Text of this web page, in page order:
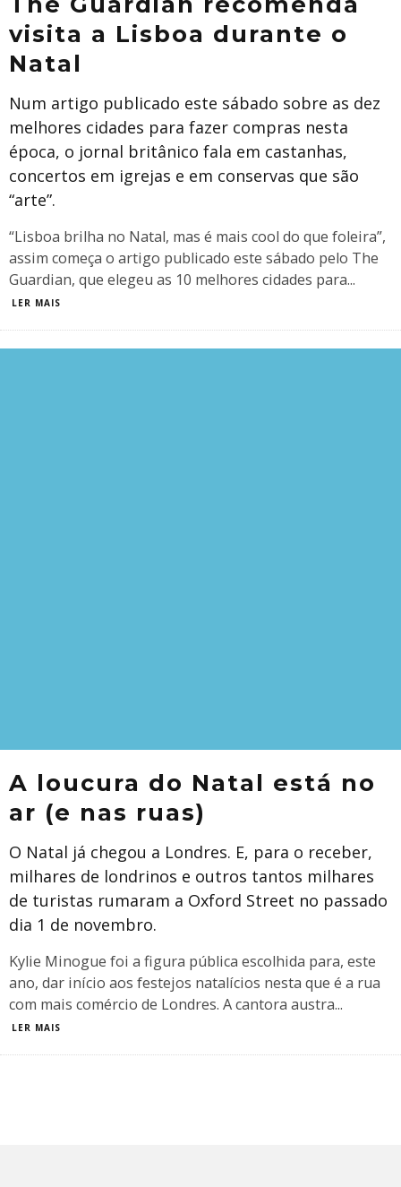
visita a Lisboa durante o
Natal
Num artigo publicado este sábado sobre as dez
melhores cidades para fazer compras nesta
época, o jornal britânico fala em castanhas,
concertos em igrejas e em conservas que são
“arte”.
​“Lisboa brilha no Natal, mas é mais cool do que foleira”,
assim começa o artigo publicado este sábado pelo The
Guardian, que elegeu as 10 melhores cidades para...
LER MAIS
A loucura do Natal está no
ar (e nas ruas)
O Natal já chegou a Londres. E, para o receber,
milhares de londrinos e outros tantos milhares
de turistas rumaram a Oxford Street no passado
dia 1 de novembro.
Kylie Minogue foi a figura pública escolhida para, este
ano, dar início aos festejos natalícios nesta que é a rua
com mais comércio de Londres. A cantora austra...
LER MAIS